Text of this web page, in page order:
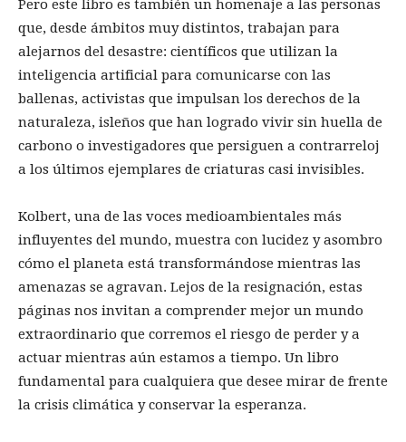
Pero este libro es también un homenaje a las personas
que, desde ámbitos muy distintos, trabajan para
alejarnos del desastre: científicos que utilizan la
inteligencia artificial para comunicarse con las
ballenas, activistas que impulsan los derechos de la
naturaleza, isleños que han logrado vivir sin huella de
carbono o investigadores que persiguen a contrarreloj
a los últimos ejemplares de criaturas casi invisibles.
Kolbert, una de las voces medioambientales más
influyentes del mundo, muestra con lucidez y asombro
cómo el planeta está transformándose mientras las
amenazas se agravan. Lejos de la resignación, estas
páginas nos invitan a comprender mejor un mundo
extraordinario que corremos el riesgo de perder y a
actuar mientras aún estamos a tiempo. Un libro
fundamental para cualquiera que desee mirar de frente
la crisis climática y conservar la esperanza.